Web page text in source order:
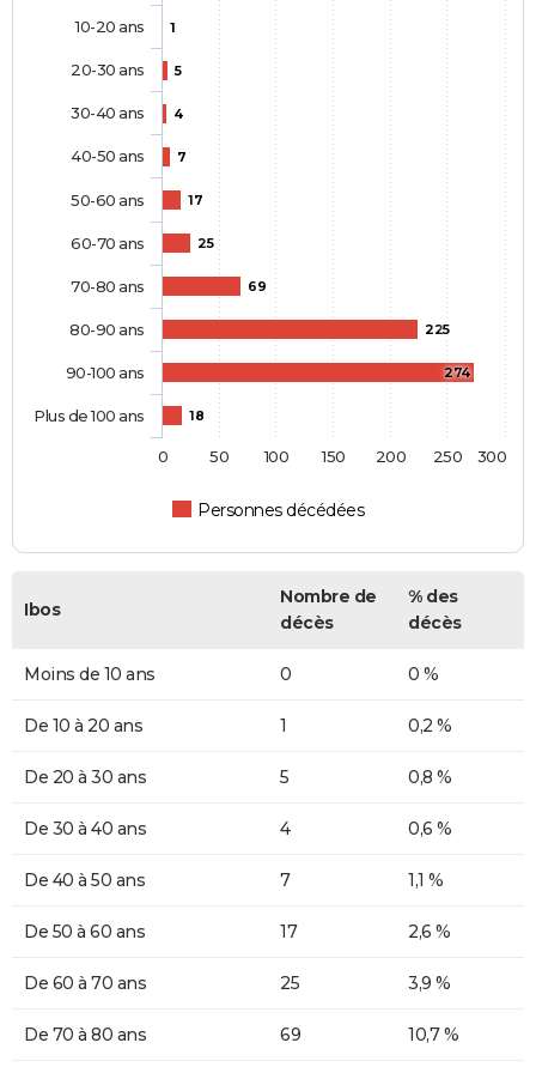
1
5
4
7
17
25
69
225
274
18
Personnes décédées
10-20 ans
20-30 ans
30-40 ans
40-50 ans
50-60 ans
60-70 ans
70-80 ans
80-90 ans
90-100 ans
Plus de 100 ans
0 50 100 150 200 250 300
Ibos
Nombre de
décès
% des
décès
Moins de 10 ans 0 0 %
De 10 à 20 ans 1 0,2 %
De 20 à 30 ans 5 0,8 %
De 30 à 40 ans 4 0,6 %
De 40 à 50 ans 7 1,1 %
De 50 à 60 ans 17 2,6 %
De 60 à 70 ans 25 3,9 %
De 70 à 80 ans 69 10,7 %